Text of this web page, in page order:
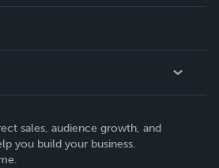
sales, audience growth, and
you build your business.